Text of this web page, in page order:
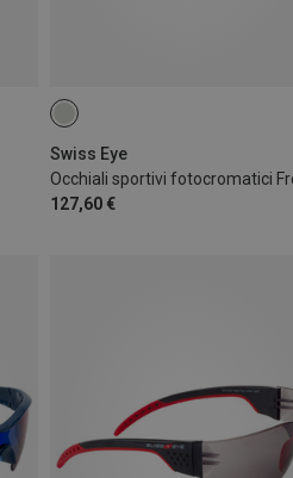
Swiss Eye
127,60 €